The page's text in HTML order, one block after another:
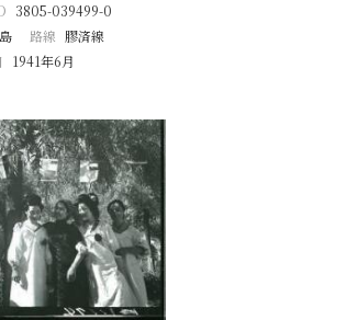
3805-039499-0
路線 膠済線
1941年6月